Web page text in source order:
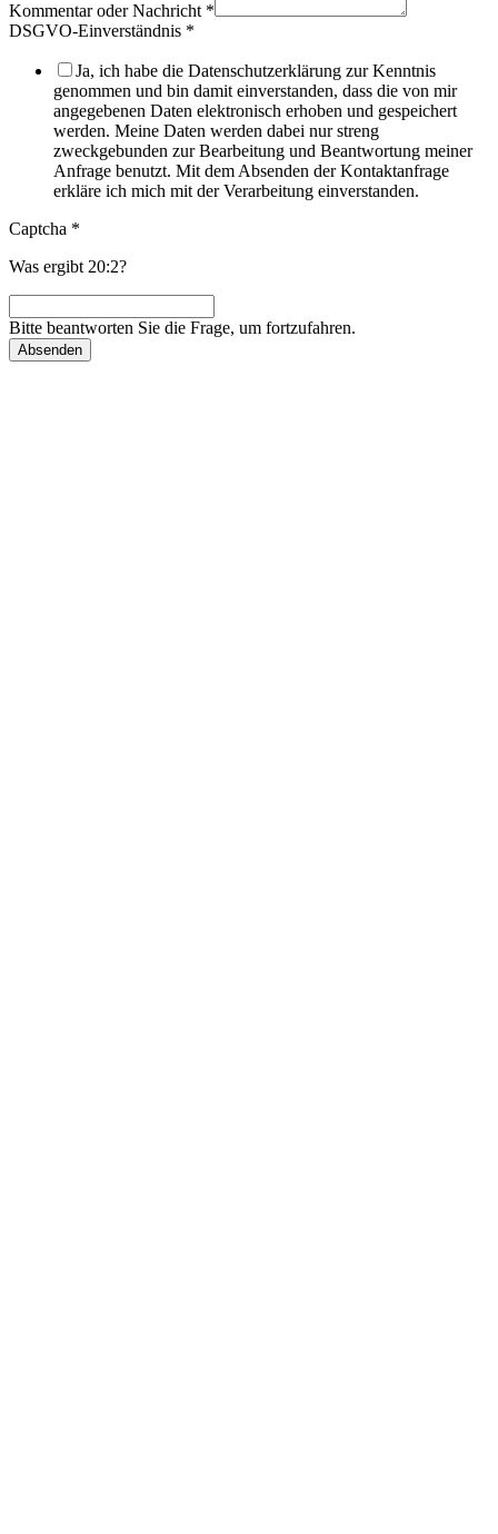
Kommentar oder Nachricht *
DSGVO-Einverständnis *
Ja, ich habe die Datenschutzerklärung zur Kenntnis
genommen und bin damit einverstanden, dass die von mir
angegebenen Daten elektronisch erhoben und gespeichert
werden. Meine Daten werden dabei nur streng
zweckgebunden zur Bearbeitung und Beantwortung meiner
Anfrage benutzt. Mit dem Absenden der Kontaktanfrage
erkläre ich mich mit der Verarbeitung einverstanden.
Captcha *
Was ergibt 20:2?
Bitte beantworten Sie die Frage, um fortzufahren.
Absenden